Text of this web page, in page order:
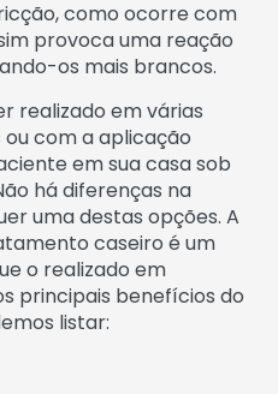
como ocorre com
provoca uma reação
os mais brancos.
realizado em várias
com a aplicação
em sua casa sob
há diferenças na
uma destas opções. A
caseiro é um
o realizado em
principais benefícios do
listar: